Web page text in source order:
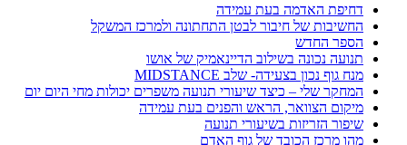
דחיפת האדמה בעת עמידה
החשיבות של חיבור לבטן התחתונה ולמרכז המשקל
הספר החדש
תנועה נכונה בשילוב הדיינאמיק של אושו
מנח גוף נכון בצעידה- שלב MIDSTANCE
המחקר שלי – כיצד שיעורי תנועה משפרים יכולות מחי היום יום
מיקום הצוואר, הראש והפנים בעת עמידה
שיפור הזריזות בשיעורי תנועה
מהו מרכז הכובד של גוף האדם